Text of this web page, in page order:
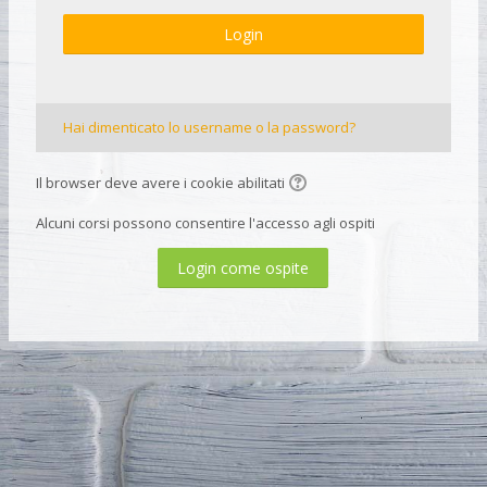
Login
Hai dimenticato lo username o la password?
Il browser deve avere i cookie abilitati
Alcuni corsi possono consentire l'accesso agli ospiti
Login come ospite